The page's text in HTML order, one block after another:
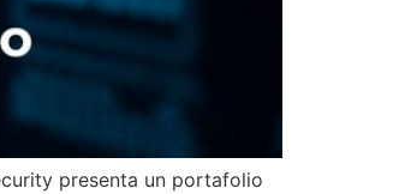
presenta un portafolio